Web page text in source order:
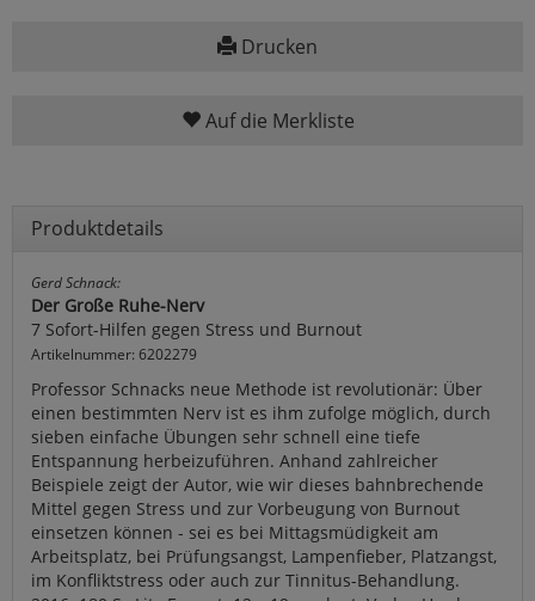
Drucken
Auf die Merkliste
Produktdetails
Gerd Schnack:
Der Große Ruhe-Nerv
7 Sofort-Hilfen gegen Stress und Burnout
Artikelnummer: 6202279
Professor Schnacks neue Methode ist revolutionär: Über
einen bestimmten Nerv ist es ihm zufolge möglich, durch
sieben einfache Übungen sehr schnell eine tiefe
Entspannung herbeizuführen. Anhand zahlreicher
Beispiele zeigt der Autor, wie wir dieses bahnbrechende
Mittel gegen Stress und zur Vorbeugung von Burnout
einsetzen können - sei es bei Mittagsmüdigkeit am
Arbeitsplatz, bei Prüfungsangst, Lampenfieber, Platzangst,
im Konfliktstress oder auch zur Tinnitus-Behandlung.